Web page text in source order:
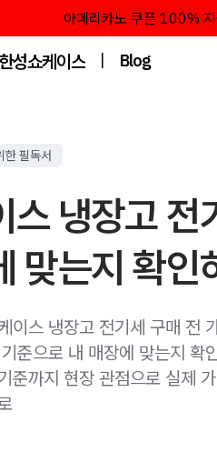
아메리카노 쿠폰 100%
성쇼케이스 | Blog
한 필독서
스 냉장고 전
맞는지 확인
이스 냉장고 전기세 구매 전
준으로 내 매장에 맞는지 확
준까지 현장 관점으로 실제